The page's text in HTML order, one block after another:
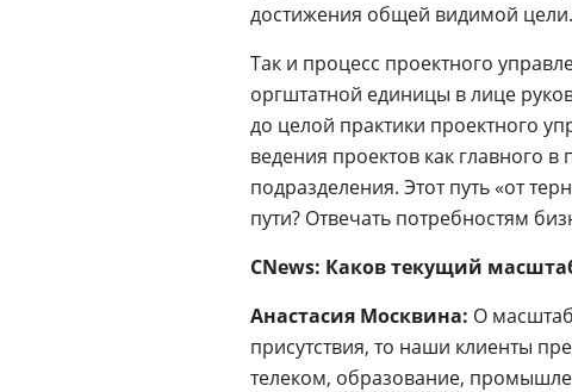
достижения общей видимой цели.
Так и процесс проектного
оргштатной единицы в лице
до целой практики проектного
ведения проектов как главного
подразделения. Этот путь «от
пути? Отвечать потребностям
CNews: Каков текущий
Анастасия Москвина: О
присутствия, то наши клиенты
телеком, образование,